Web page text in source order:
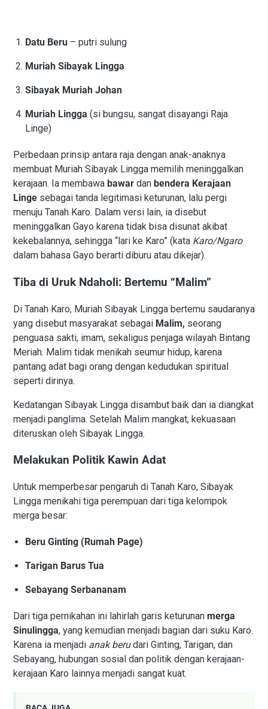
Datu Beru – putri sulung
Muriah Sibayak Lingga
Sibayak Muriah Johan
Muriah Lingga (si bungsu, sangat disayangi Raja
Linge)
Perbedaan prinsip antara raja dengan anak-anaknya
membuat Muriah Sibayak Lingga memilih meninggalkan
kerajaan. Ia membawa bawar dan bendera Kerajaan
Linge sebagai tanda legitimasi keturunan, lalu pergi
menuju Tanah Karo. Dalam versi lain, ia disebut
meninggalkan Gayo karena tidak bisa disunat akibat
kekebalannya, sehingga “lari ke Karo” (kata Karo/Ngaro
dalam bahasa Gayo berarti diburu atau dikejar).
Tiba di Uruk Ndaholi: Bertemu “Malim”
Di Tanah Karo, Muriah Sibayak Lingga bertemu saudaranya
yang disebut masyarakat sebagai Malim, seorang
penguasa sakti, imam, sekaligus penjaga wilayah Bintang
Meriah. Malim tidak menikah seumur hidup, karena
pantang adat bagi orang dengan kedudukan spiritual
seperti dirinya.
Kedatangan Sibayak Lingga disambut baik dan ia diangkat
menjadi panglima. Setelah Malim mangkat, kekuasaan
diteruskan oleh Sibayak Lingga.
Melakukan Politik Kawin Adat
Untuk memperbesar pengaruh di Tanah Karo, Sibayak
Lingga menikahi tiga perempuan dari tiga kelompok
merga besar:
Beru Ginting (Rumah Page)
Tarigan Barus Tua
Sebayang Serbananam
Dari tiga pernikahan ini lahirlah garis keturunan merga
Sinulingga, yang kemudian menjadi bagian dari suku Karo.
Karena ia menjadi anak berudari Ginting, Tarigan, dan
Sebayang, hubungan sosial dan politik dengan kerajaan-
kerajaan Karo lainnya menjadi sangat kuat.